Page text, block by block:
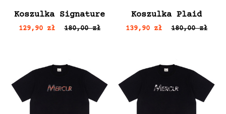
Koszulka Signature
129,90 zł 180,00 zł
Koszulka Plaid
139,90 zł 180,00 zł